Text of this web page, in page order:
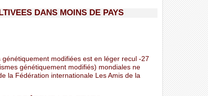
DANS MOINS DE PAYS
modifiées est en léger recul -27
génétiquement modifiés) mondiales ne
la Fédération internationale Les Amis de la